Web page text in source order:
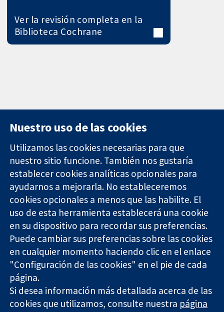
Ver la revisión completa en la
Biblioteca Cochrane
Evidencia fiable.
Decisiones
informadas.
Mejor salud.
11-13 Cavendish
Square
Londres
W1G 0AN
Reino Unido
Contacto
Noticias
Prensa
Sobre
nosotros
Empleo
Cochrane
Library
The Cochrane Collaboration is a charity (no. 1045921) and a
company limited by guarantee (no. 03044323) registered in
England & Wales. VAT registration number GB 718 2127 49.
Nuestro uso de las cookies
Utilizamos las cookies necesarias para que
nuestro sitio funcione. También nos gustaría
establecer cookies analíticas opcionales para
ayudarnos a mejorarla. No estableceremos
cookies opcionales a menos que las habilite. El
uso de esta herramienta establecerá una cookie
en su dispositivo para recordar sus preferencias.
Puede cambiar sus preferencias sobre las cookies
en cualquier momento haciendo clic en el enlace
"Configuración de las cookies" en el pie de cada
página.
Si desea información más detallada acerca de las
cookies que utilizamos, consulte nuestra página